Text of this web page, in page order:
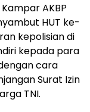
AKBP
HUT ke-
kepolisian di
kepada para
cara
Surat Izin
TNI.